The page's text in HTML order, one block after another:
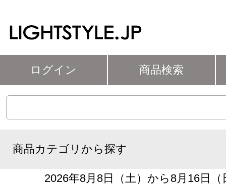
ログイン 商品検索
商品カテゴリから探す
2026年8月8日（土）から8月16日